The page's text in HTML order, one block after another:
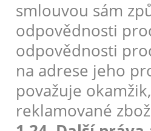
smlouvou sám
odpovědnosti
odpovědnosti
na adrese jeho
považuje
reklamované